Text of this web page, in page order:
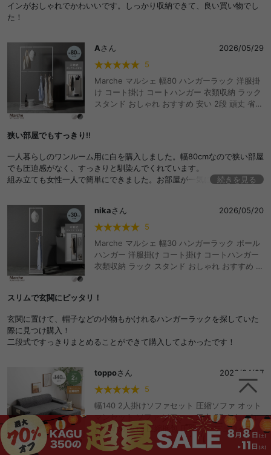
インがおしゃれでかわいいです。しっかり収納できて、良い買い物でし
た！
Aさん
2026/05/29
5
Marche マルシェ 幅80 ハンガーラック 洋服掛
け コート掛け コートハンガー 衣類収納 ラック
スタンド おしゃれ おすすめ 安い 2段 頑丈 省ス
狭い部屋でもすっきり!!
一人暮らしのワンルーム用に白を購入しました。幅80cmなので狭い部屋
でも圧迫感がなく、すっきりと馴染んでくれています。
組み立ても女性一人で簡単にできました。お部屋が一気におしゃれにな
続きを見る
nikaさん
2026/05/20
5
Marche マルシェ 幅30 ハンガーラック ポール
ハンガー 洋服掛け コート掛け コートハンガー
衣類収納 ラック スタンド おしゃれ おすすめ 安
キッズ ファミリー 玄関 リビング ワンルーム 寝
スリムで玄関にピッタリ！
玄関に置けて、帽子などの小物もかけれるハンガーラックを探していた
際に見つけ購入！
二段式ですっきりまとめることができて購入してよかったです！
toppoさん
2026/04/27
5
幅140 2人掛けソファセット 圧縮ソファ オット
マンセット ソファ ソファー 二人 2P おしゃれ
おすすめ 安い 圧縮梱包 圧縮 コーデュロイ生地
脚なし 滑り止め ゆったり 高密度 ローバック 組
立て不要 リビング コンパクト シンプル ワンル